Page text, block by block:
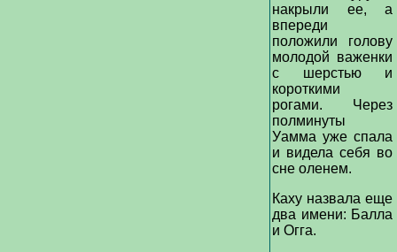
накрыли ее, а
впереди
положили голову
молодой важенки
с шерстью и
короткими
рогами. Через
полминуты
Уамма уже спала
и видела себя во
сне оленем.
Каху назвала еще
два имени: Балла
и Огга.